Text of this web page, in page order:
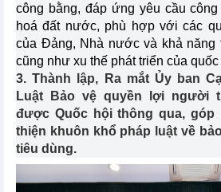
công bằng, đáp ứng yêu cầu
hoá đất nước, phù hợp với các
của Đảng, Nhà nước và khả
cũng như xu thế phát triển của quốc
3. Thành lập, Ra mắt Ủy ban
Luật Bảo vệ quyền lợi người
được Quốc hội thông qua,
thiện khuôn khổ pháp luật về
tiêu dùng.